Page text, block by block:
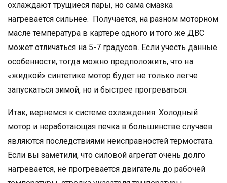
охлаждают трущиеся пары, но сама смазка
нагревается сильнее. Получается, на разном моторном
масле температура в картере одного и того же ДВС
может отличаться на 5-7 градусов. Если учесть данные
особенности, тогда можно предположить, что на
«жидкой» синтетике мотор будет не только легче
запускаться зимой, но и быстрее прогреваться.
Итак, вернемся к системе охлаждения. Холодный
мотор и неработающая печка в большинстве случаев
являются последствиями неисправностей термостата.
Если вы заметили, что силовой агрегат очень долго
нагревается, не прогревается двигатель до рабочей